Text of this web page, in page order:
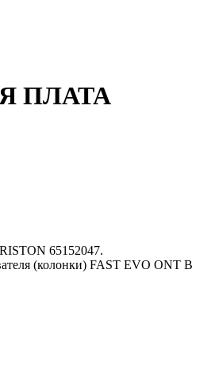
ПЛАТА
65152047.
(колонки) FAST EVO ONT B